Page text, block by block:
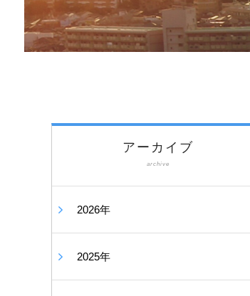
アーカイブ
archive
2026年
2025年